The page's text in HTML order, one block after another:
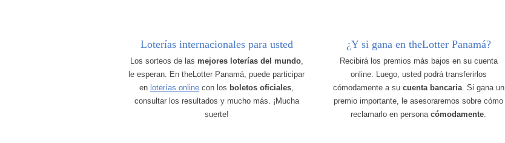
Loterías internacionales para usted
Los sorteos de las mejores loterías del mundo,
le esperan. En theLotter Panamá, puede participar
en loterías online con los boletos oficiales,
consultar los resultados y mucho más. ¡Mucha
suerte!
¿Y si gana en theLotter Panamá?
Recibirá los premios más bajos en su cuenta
online. Luego, usted podrá transferirlos
cómodamente a su cuenta bancaria. Si gana un
premio importante, le asesoraremos sobre cómo
reclamarlo en persona cómodamente.